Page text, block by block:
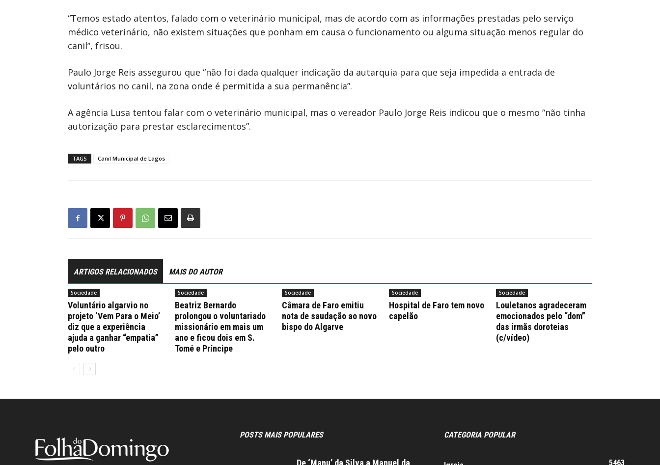
“Temos estado atentos, falado com o veterinário municipal, mas de acordo com as informações prestadas pelo serviço
médico veterinário, não existem situações que ponham em causa o funcionamento ou alguma situação menos regular do
canil”, frisou.
Paulo Jorge Reis assegurou que “não foi dada qualquer indicação da autarquia para que seja impedida a entrada de
voluntários no canil, na zona onde é permitida a sua permanência”.
A agência Lusa tentou falar com o veterinário municipal, mas o vereador Paulo Jorge Reis indicou que o mesmo “não tinha
autorização para prestar esclarecimentos”.
TAGS Canil Municipal de Lagos
ARTIGOS RELACIONADOS MAIS DO AUTOR
Sociedade
Voluntário algarvio no
projeto ‘Vem Para o Meio’
diz que a experiência
ajuda a ganhar “empatia”
pelo outro
Sociedade
Beatriz Bernardo
prolongou o voluntariado
missionário em mais um
ano e ficou dois em S.
Tomé e Príncipe
Sociedade
Câmara de Faro emitiu
nota de saudação ao novo
bispo do Algarve
Sociedade
Hospital de Faro tem novo
capelão
Sociedade
Louletanos agradeceram
emocionados pelo “dom”
das irmãs doroteias
(c/vídeo)
POSTS MAIS POPULARES
De ‘Manu’ da Silva a Manuel da
CATEGORIA POPULAR
5463